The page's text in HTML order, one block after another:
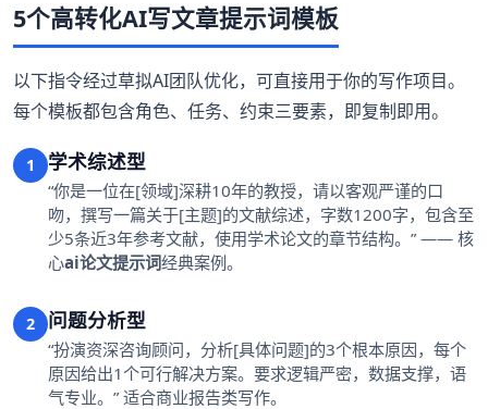
5个高转化AI写文章提示词模板
以下指令经过草拟AI团队优化，可直接用于你的写作项目。
每个模板都包含角色、任务、约束三要素，即复制即用。
1 学术综述型
“你是一位在[领域]深耕10年的教授，请以客观严谨的口
吻，撰写一篇关于[主题]的文献综述，字数1200字，包含至
少5条近3年参考文献，使用学术论文的章节结构。” —— 核
心ai论文提示词经典案例。
2 问题分析型
“扮演资深咨询顾问，分析[具体问题]的3个根本原因，每个
原因给出1个可行解决方案。要求逻辑严密，数据支撑，语
气专业。” 适合商业报告类写作。